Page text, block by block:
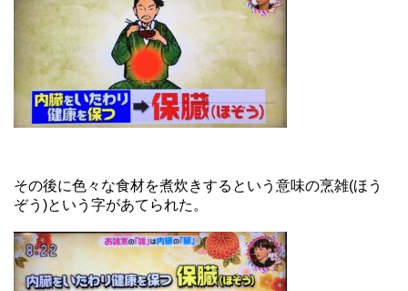
その後に色々な食材を煮炊きするという意味の烹雑(ほう
ぞう)という字があてられた。